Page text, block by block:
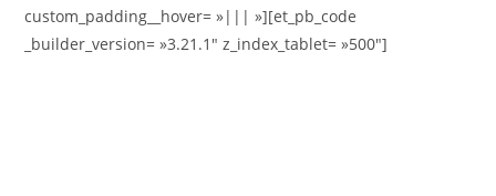
custom_padding__hover= »||| »][et_pb_code
_builder_version= »3.21.1″ z_index_tablet= »500″]